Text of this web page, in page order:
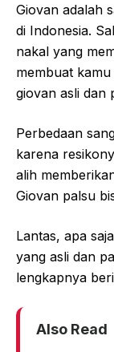
Giovan adalah
di Indonesia.
nakal yang
membuat
giovan asli dan
Perbedaan
karena
alih
Giovan palsu
Lantas, apa
yang asli dan
lengkapnya
Also Read